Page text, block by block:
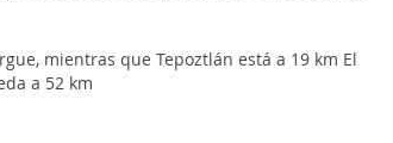
mientras que Tepoztlán está a 19 km El
a 52 km